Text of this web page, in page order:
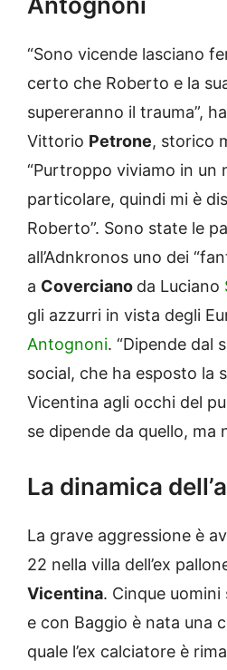
“Sono vicende lasciano
certo che Roberto e la
supereranno il trauma”,
Vittorio Petrone, storico
“Purtroppo viviamo in un
particolare, quindi mi è
Roberto”. Sono state le
all’Adnkronos uno dei
a Coverciano da Luciano
gli azzurri in vista degli
Antognoni. “Dipende dal
social, che ha esposto la
Vicentina agli occhi del
se dipende da quello, ma
La dinamica
La grave aggressione è
22 nella villa dell’ex
Vicentina. Cinque
e con Baggio è nata una
quale l’ex calciatore è